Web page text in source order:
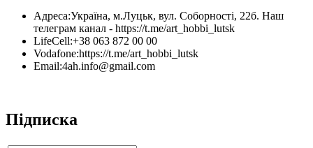
Адреса:Україна, м.Луцьк, вул. Соборності, 22б. Наш
телеграм канал - https://t.me/art_hobbi_lutsk
LifeCell:+38 063 872 00 00
Vodafone:https://t.me/art_hobbi_lutsk
Email:4ah.info@gmail.com
Підписка